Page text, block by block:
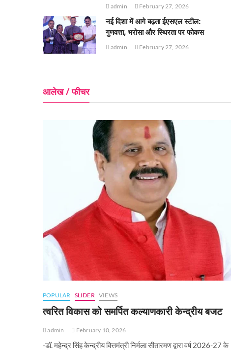
admin February 27, 2026
नई दिशा में आगे बढ़ता ईएसएल स्टील:
गुणवत्ता, भरोसा और स्थिरता पर फोकस
admin February 27, 2026
आलेख / फीचर
POPULAR SLIDER VIEWS
त्वरित विकास को समर्पित कल्याणकारी केन्‍द्रीय बजट
admin February 10, 2026
-डॉ. महेन्द्र सिंह केन्द्रीय वित्तमंत्री निर्मला सीतारमण द्वारा वर्ष 2026-27 के